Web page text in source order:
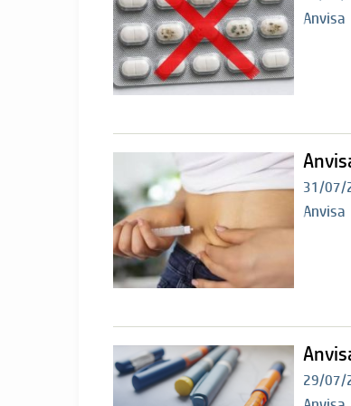
Anvisa
31/07/
Anvisa
29/07/